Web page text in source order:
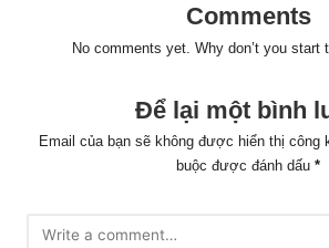
Comments
No comments yet. Why don’t you start
Để lại một bình
Email của bạn sẽ không được hiển thị công
buộc được đánh dấu *